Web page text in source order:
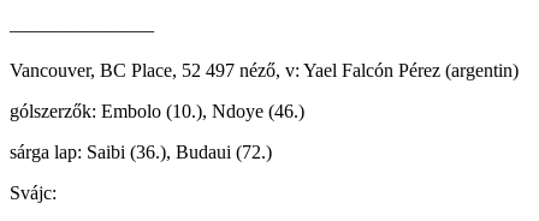
———————–
Vancouver, BC Place, 52 497 néző, v: Yael Falcón Pérez (argentin)
gólszerzők: Embolo (10.), Ndoye (46.)
sárga lap: Saibi (36.), Budaui (72.)
Svájc: